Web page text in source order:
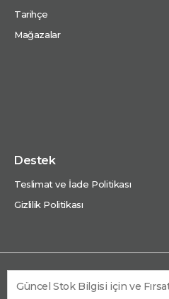
Tarihçe
Mağazalar
Destek
Teslimat ve İade Politikası
Gizlilik Politikası